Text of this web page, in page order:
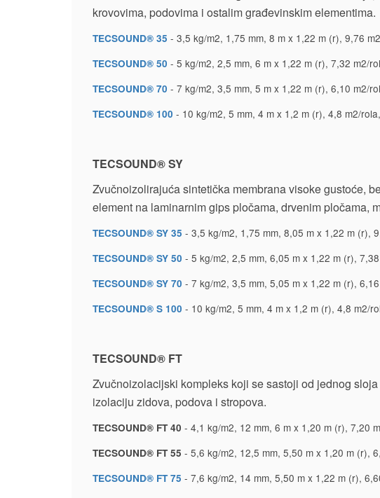
krovovima, podovima i ostalim građevinskim elementima.
TECSOUND® 35 - 3,5 kg/m2, 1,75 mm, 8 m x 1,22 m (r), 9,76
TECSOUND® 50 - 5 kg/m2, 2,5 mm, 6 m x 1,22 m (r), 7,32 m2/
TECSOUND® 70 - 7 kg/m2, 3,5 mm, 5 m x 1,22 m (r), 6,10 m2/
TECSOUND® 100 - 10 kg/m2, 5 mm, 4 m x 1,2 m (r), 4,8 m2/
TECSOUND® SY
Zvučnoizolirajuća sintetička membrana visoke gustoće,
element na laminarnim gips pločama, drvenim pločama,
TECSOUND® SY 35 - 3,5 kg/m2, 1,75 mm, 8,05 m x 1,22 m (r),
TECSOUND® SY 50 - 5 kg/m2, 2,5 mm, 6,05 m x 1,22 m (r),
TECSOUND® SY 70 - 7 kg/m2, 3,5 mm, 5,05 m x 1,22 m (r),
TECSOUND® S 100 - 10 kg/m2, 5 mm, 4 m x 1,2 m (r), 4,8 m2/
TECSOUND® FT
Zvučnoizolacijski kompleks koji se sastoji od jednog
izolaciju zidova, podova i stropova.
TECSOUND® FT 40 - 4,1 kg/m2, 12 mm, 6 m x 1,20 m (r), 7,20
TECSOUND® FT 55 - 5,6 kg/m2, 12,5 mm, 5,50 m x 1,20 m (r),
TECSOUND® FT 75 - 7,6 kg/m2, 14 mm, 5,50 m x 1,22 m (r),